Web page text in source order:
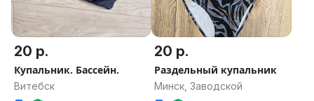
20 р.
Купальник. Бассейн.
Витебск
20 р.
Раздельный купальник
Минск, Заводской